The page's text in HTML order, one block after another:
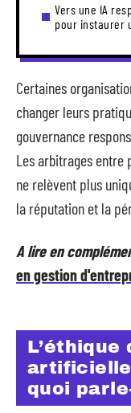
Vers une IA
pour instaurer
Certaines
changer leurs
gouvernance
Les arbitrages
ne relèvent plus
la réputation et la
A lire en
en gestion
L’éthique
artificielle
quoi